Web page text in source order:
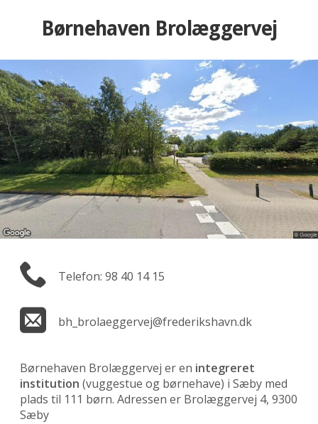
Børnehaven Brolæggervej
Telefon: 98 40 14 15
bh_brolaeggervej@frederikshavn.dk
Børnehaven Brolæggervej er en integreret
institution (vuggestue og børnehave) i Sæby med
plads til 111 børn. Adressen er Brolæggervej 4, 9300
Sæby